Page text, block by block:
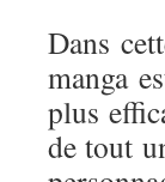
Dans
manga
plus
de tout